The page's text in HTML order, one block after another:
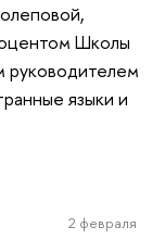
Школы
руководителем
языки и
2 февраля